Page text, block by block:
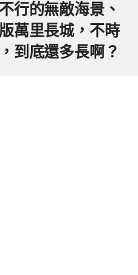
行的無敵海景、
萬里長城，不時
到底還多長啊？